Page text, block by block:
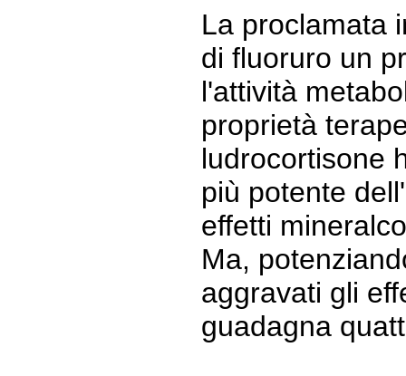
La proclamata
di fluoruro un
l'attività
proprietà
ludrocortisone
più potente
effetti
Ma,
aggravati gli
guadagna